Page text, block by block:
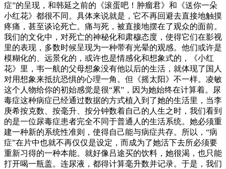
症”的呈现，和韩延之前的《滚蛋吧！肿瘤君》和《送你一朵
小红花》都很不同。具体来说就是，它不再回避去直接地触摸
疼痛，甚至谈论死亡。痛与死，被直接地摆在了观众的面前。
我们的文化中，对死亡的神秘化和肃穆态度，使得它们在影视
里的表现，多数时候呈现为一种带有光晕的观感。他们或许是
模糊化的、远景化的，或许也是情感化和想象式的，《小红
花》里，韦一航的父母想象没有他以后的生活，就体现了国人
对用想象来抵抗恐惧的心理一角。但《摇太阳》不一样。凌敏
这个人物给你的初始感觉是很“累”，因为她始终在计算着。尿
毒症这种病症已经通过数据的方式植入到了她的生活里，当李
庚希按克数、按毫升、按分钟数着自己的人生之时，我们看到
的是一位尿毒症患者完全不同于普通人的生活系统。她必须重
建一种新的系统性准则，使得自己能与病症共存。所以，“病
症”在片中也就不再仅仅是设定，而成为了她活下去所必须要
重新习得的一种本能。就好像吕途买的饮料，她很渴，也只能
打开喝一瓶盖。连尿液，都得计算毫升数并记录。于是，我们